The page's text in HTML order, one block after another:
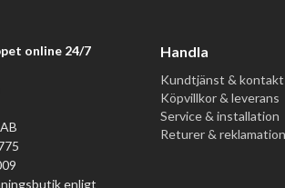
online 24/7
enligt
Handla
Kundtjänst & kontakt
Köpvillkor & leverans
Service & installation
Returer & reklamation